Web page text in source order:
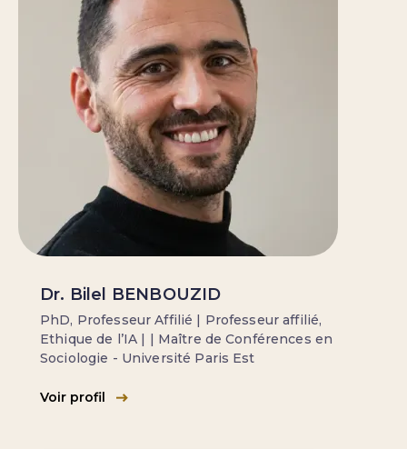
Dr. Bilel BENBOUZID
PhD, Professeur Affilié | Professeur affilié,
Ethique de l’IA | | Maître de Conférences en
Sociologie - Université Paris Est
Voir profil